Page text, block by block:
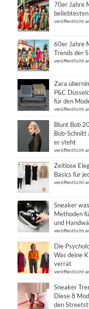
70er Jahre
veröffentlicht
60er Jahre
Trends der
veröffentlicht
Zara
P&C
für den
veröffentlicht
Blunt Bob
Bob-Schnitt
er steht
veröffentlicht
Zeitlose
Basics für
veröffentlicht
Sneaker
Methoden
und
veröffentlicht
Die
Was deine
verrät
veröffentlicht
Sneaker
Diese 8
den